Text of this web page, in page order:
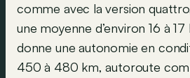
comme avec la version
une moyenne d’environ 16 à
donne une autonomie en
450 à 480 km, autoroute